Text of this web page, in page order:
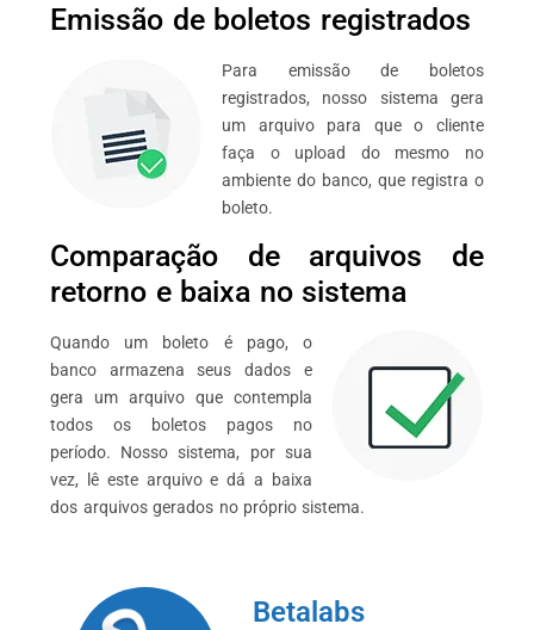
Emissão de boletos registrados
Para emissão de boletos
registrados, nosso sistema gera
um arquivo para que o cliente
faça o upload do mesmo no
ambiente do banco, que registra o
boleto.
Comparação de arquivos de
retorno e baixa no sistema
Quando um boleto é pago, o
banco armazena seus dados e
gera um arquivo que contempla
todos os boletos pagos no
período. Nosso sistema, por sua
vez, lê este arquivo e dá a baixa
dos arquivos gerados no próprio sistema.
Betalabs